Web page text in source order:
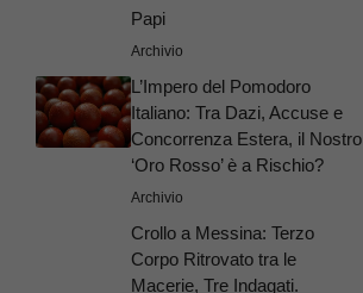
Papi
Archivio
L’Impero del Pomodoro
Italiano: Tra Dazi, Accuse e
Concorrenza Estera, il Nostro
‘Oro Rosso’ è a Rischio?
Archivio
Crollo a Messina: Terzo
Corpo Ritrovato tra le
Macerie, Tre Indagati.